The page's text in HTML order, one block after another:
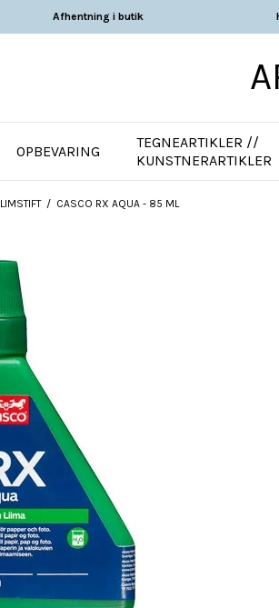
Afhentning i butik
OPBEVARING
TEGNEARTIKLER //
KUNSTNERARTIKLER
LIMSTIFT / CASCO RX AQUA - 85 ML